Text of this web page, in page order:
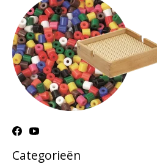
Categorieën